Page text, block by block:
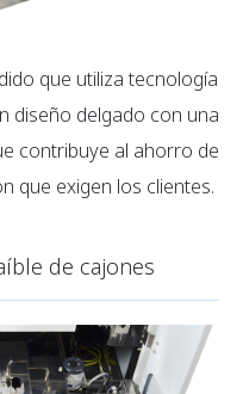
que utiliza tecnología
diseño delgado con una
contribuye al ahorro de
que exigen los clientes.
de cajones